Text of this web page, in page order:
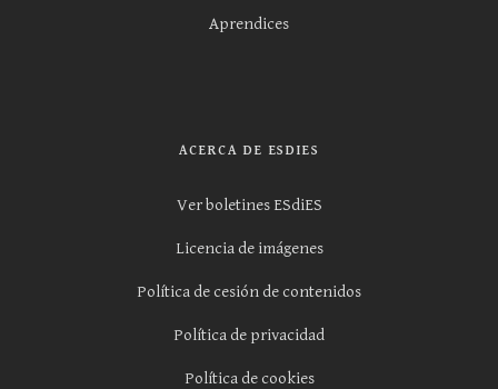
Aprendices
ACERCA DE ESDIES
Ver boletines ESdiES
Licencia de imágenes
Política de cesión de contenidos
Política de privacidad
Política de cookies